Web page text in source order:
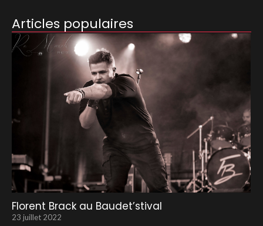
Articles populaires
Florent Brack au Baudet’stival
23 juillet 2022